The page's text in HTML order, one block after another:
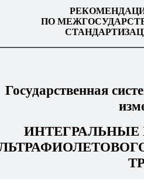
ПО
Государственная
ИНТЕГРАЛЬНЫЕ